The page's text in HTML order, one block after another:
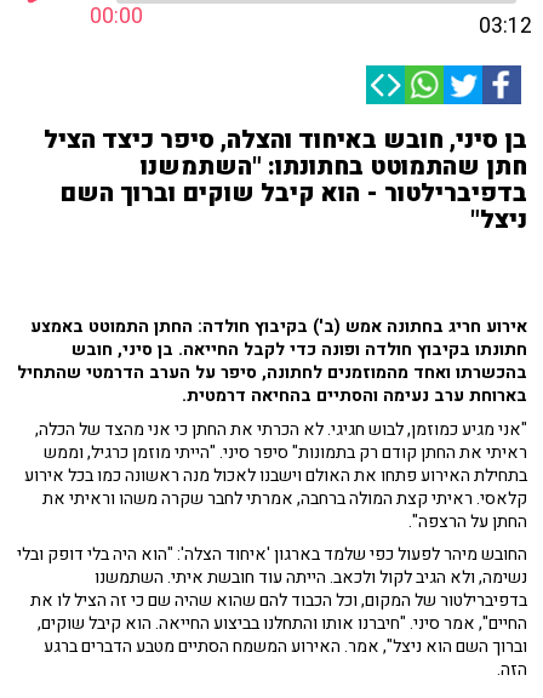
00:00 03:12
בן סיני, חובש באיחוד והצלה, סיפר כיצד הציל
חתן שהתמוטט בחתונתו: "השתמשנו
בדפיברילטור - הוא קיבל שוקים וברוך השם
ניצל"
אירוע חריג בחתונה אמש (ב') בקיבוץ חולדה: החתן התמוטט באמצע
חתונתו בקיבוץ חולדה ופונה כדי לקבל החייאה. בן סיני, חובש
בהכשרתו ואחד מהמוזמנים לחתונה, סיפר על הערב הדרמטי שהתחיל
בארוחת ערב נעימה והסתיים בהחיאה דרמטית.
"אני מגיע כמוזמן, לבוש חגיגי. לא הכרתי את החתן כי אני מהצד של הכלה,
ראיתי את החתן קודם רק בתמונות" סיפר סיני. "הייתי מוזמן כרגיל, וממש
בתחילת האירוע פתחו את האולם וישבנו לאכול מנה ראשונה כמו בכל אירוע
קלאסי. ראיתי קצת המולה ברחבה, אמרתי לחבר שקרה משהו וראיתי את
החתן על הרצפה".
החובש מיהר לפעול כפי שלמד בארגון 'איחוד הצלה': "הוא היה בלי דופק ובלי
נשימה, ולא הגיב לקול ולכאב. הייתה עוד חובשת איתי. השתמשנו
בדפיברילטור של המקום, וכל הכבוד להם שהוא שהיה שם כי זה הציל לו את
החיים", אמר סיני. "חיברנו אותו והתחלנו בביצוע החייאה. הוא קיבל שוקים,
וברוך השם הוא ניצל", אמר. האירוע המשמח הסתיים מטבע הדברים ברגע
הזה.